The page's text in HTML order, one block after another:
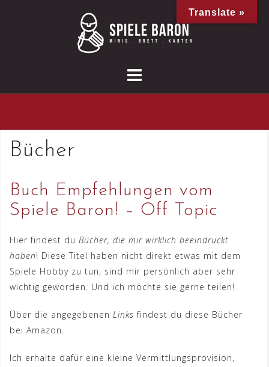
Bücher
Buch Empfehlungen vom
Spiele Baron! – Off Topic
Hier findest du Bücher, die mir wirklich beeindruckt
haben! Diese Titel haben nicht direkt etwas mit dem
Spiele Hobby zu tun, sind mir persönlich aber sehr
wichtig geworden. Und ich möchte sie gerne teilen!
Über die angegebenen Links findest du diese Bücher
bei Amazon.
Ich erhalte dafür eine kleine Vermittlungsprovision,
Translate »